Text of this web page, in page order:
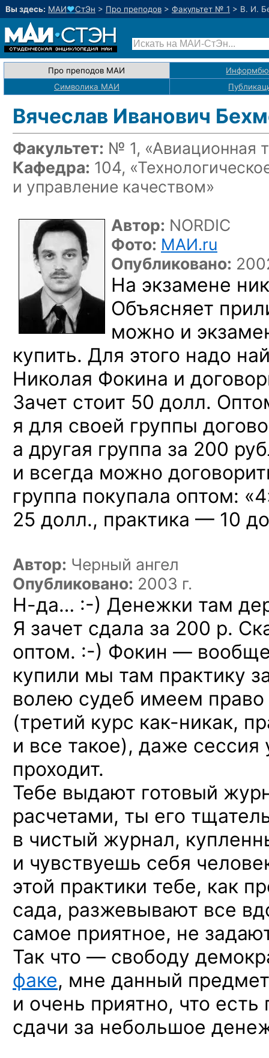
Вы здесь: МАИ♥СтЭн > Про преподов > Факультет № 1 > В. И.
Про преподов МАИ
Символика МАИ
Вячеслав Иванович
Факультет: № 1, «Авиационная
Кафедра: 104,
и управление качеством»
Автор: NORDIC
Фото: МАИ.ru
Опубликовано:
На экзамене
Объясняет
можно и
купить. Для этого надо
Николая Фокина и
Зачет стоит 50 долл.
я для своей группы
а другая группа за 200
и всегда можно
группа покупала оптом:
25 долл., практика — 10
Автор: Черный ангел
Опубликовано: 2003 г.
Н-да… :-) Денежки там
Я зачет сдала за 200 р.
оптом. :-) Фокин —
купили мы там практику
волею судеб имеем право
(третий курс как-никак,
и все такое), даже сессия
проходит.
Тебе выдают готовый
расчетами, ты его
в чистый журнал,
и чувствуешь себя
этой практики тебе, как
сада, разжевывают все
самое приятное, не
Так что — свободу
факе, мне данный
и очень приятно, что
сдачи за небольшое